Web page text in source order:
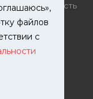
файлов
с
– собственность
без